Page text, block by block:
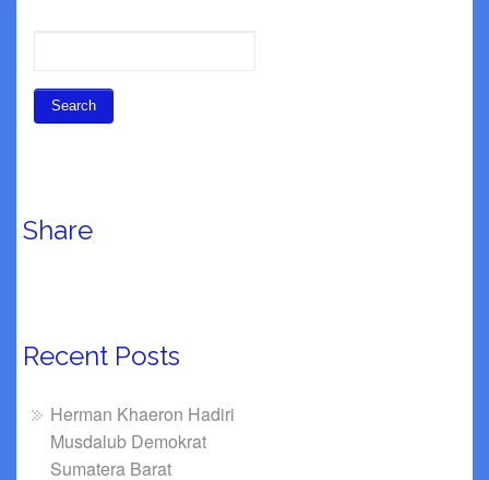
Share
Recent Posts
Herman Khaeron Hadiri
Musdalub Demokrat
Sumatera Barat